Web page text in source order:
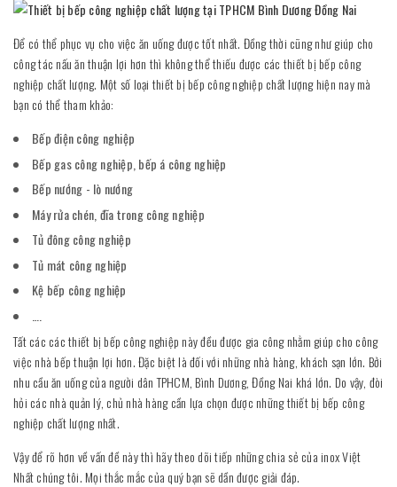
Để có thể phục vụ cho việc ăn uống được tốt nhất. Đồng thời cũng như giúp cho
công tác nấu ăn thuận lợi hơn thì không thể thiếu được các thiết bị bếp công
nghiệp chất lượng. Một số loại thiết bị bếp công nghiệp chất lượng hiện nay mà
bạn có thể tham khảo:
Bếp điện công nghiệp
Bếp gas công nghiệp, bếp á công nghiệp
Bếp nướng - lò nướng
Máy rửa chén, đĩa trong công nghiệp
Tủ đông công nghiệp
Tủ mát công nghiệp
Kệ bếp công nghiệp
Tất các các thiết bị bếp công nghiệp này đều được gia công nhằm giúp cho công
việc nhà bếp thuận lợi hơn. Đặc biệt là đối với những nhà hàng, khách sạn lớn. Bởi
nhu cầu ăn uống của người dân TPHCM, Bình Dương, Đồng Nai khá lớn. Do vậy, đòi
hỏi các nhà quản lý, chủ nhà hàng cần lựa chọn được những thiết bị bếp công
nghiệp chất lượng nhất.
Vậy để rõ hơn về vấn đề này thì hãy theo dõi tiếp những chia sẻ của inox Việt
Nhất chúng tôi. Mọi thắc mắc của quý bạn sẽ dần được giải đáp.